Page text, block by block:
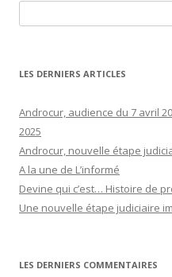
LES DERNIERS ARTICLES
Androcur, audience du 7 avril
2025
Androcur, nouvelle étape
A la une de L’informé
Devine qui c’est… Histoire de
Une nouvelle étape judiciaire
LES DERNIERS COMMENTAIRES